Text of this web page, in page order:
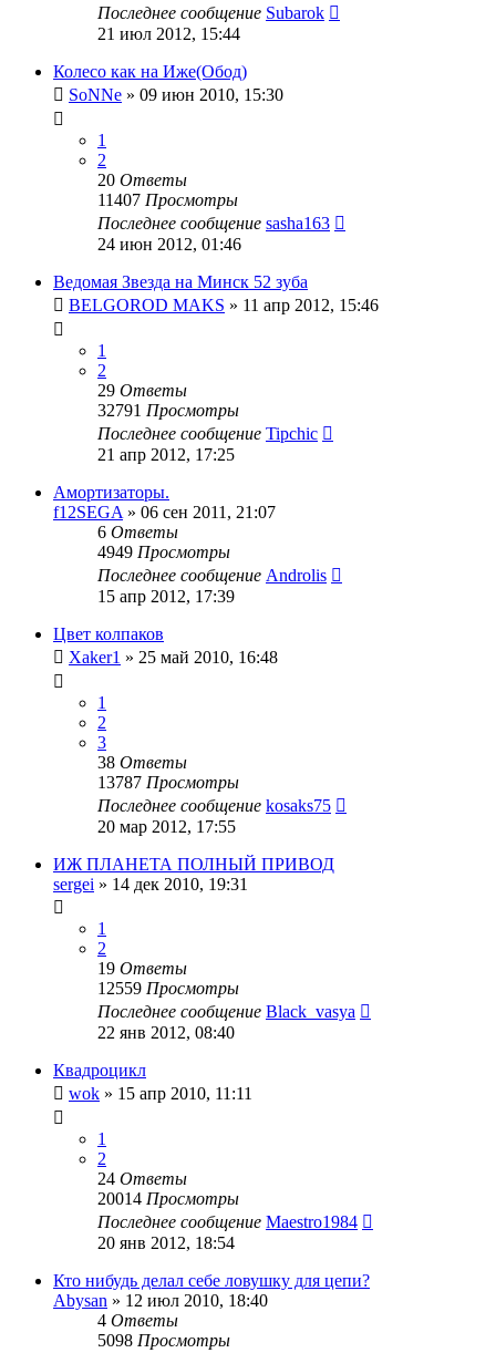
Последнее сообщение Subarok
21 июл 2012, 15:44
Колесо как на Иже(Обод)
SoNNe » 09 июн 2010, 15:30
1
2
20 Ответы
11407 Просмотры
Последнее сообщение sasha163
24 июн 2012, 01:46
Ведомая Звезда на Минск 52 зуба
BELGOROD MAKS » 11 апр 2012, 15:46
1
2
29 Ответы
32791 Просмотры
Последнее сообщение Tipchic
21 апр 2012, 17:25
Амортизаторы.
f12SEGA » 06 сен 2011, 21:07
6 Ответы
4949 Просмотры
Последнее сообщение Androlis
15 апр 2012, 17:39
Цвет колпаков
Xaker1 » 25 май 2010, 16:48
1
2
3
38 Ответы
13787 Просмотры
Последнее сообщение kosaks75
20 мар 2012, 17:55
ИЖ ПЛАНЕТА ПОЛНЫЙ ПРИВОД
sergei » 14 дек 2010, 19:31
1
2
19 Ответы
12559 Просмотры
Последнее сообщение Black_vasya
22 янв 2012, 08:40
Квадроцикл
wok » 15 апр 2010, 11:11
1
2
24 Ответы
20014 Просмотры
Последнее сообщение Maestro1984
20 янв 2012, 18:54
Кто нибудь делал себе ловушку для цепи?
Abysan » 12 июл 2010, 18:40
4 Ответы
5098 Просмотры